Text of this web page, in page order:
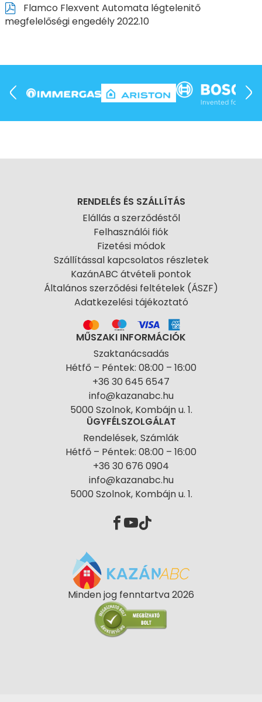
Flamco Flexvent Automata légtelenitő
megfelelőségi engedély 2022.10
RENDELÉS ÉS SZÁLLÍTÁS
Elállás a szerződéstől
Felhasználói fiók
Fizetési módok
Szállítással kapcsolatos részletek
KazánABC átvételi pontok
Általános szerződési feltételek (ÁSZF)
Adatkezelési tájékoztató
MŰSZAKI INFORMÁCIÓK
Szaktanácsadás
Hétfő – Péntek: 08:00 – 16:00
+36 30 645 6547
info@kazanabc.hu
5000 Szolnok, Kombájn u. 1.
ÜGYFÉLSZOLGÁLAT
Rendelések, Számlák
Hétfő – Péntek: 08:00 – 16:00
+36 30 676 0904
info@kazanabc.hu
5000 Szolnok, Kombájn u. 1.
Minden jog fenntartva 2026